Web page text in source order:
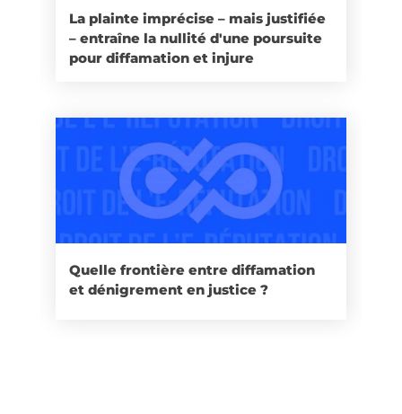
La plainte imprécise – mais justifiée
– entraîne la nullité d'une poursuite
pour diffamation et injure
Quelle frontière entre diffamation
et dénigrement en justice ?